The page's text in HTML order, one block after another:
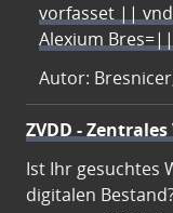
vorfasset ||
Alexium
Autor:
ZVDD -
Ist Ihr gesuchtes
digitalen